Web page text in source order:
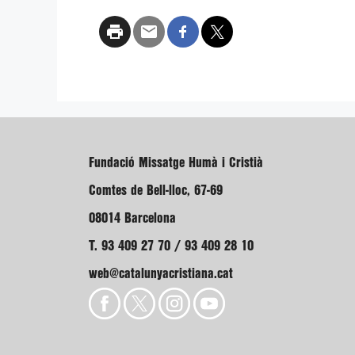
Fundació Missatge Humà i Cristià
Comtes de Bell-lloc, 67-69
08014 Barcelona
T. 93 409 27 70 / 93 409 28 10
web@catalunyacristiana.cat